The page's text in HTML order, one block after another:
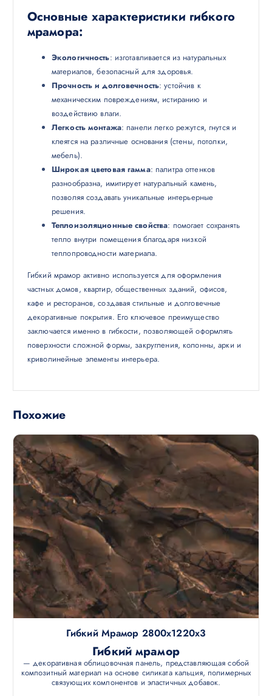
Основные характеристики гибкого
мрамора:
Экологичность: изготавливается из натуральных
материалов, безопасный для здоровья.
Прочность и долговечность: устойчив к
механическим повреждениям, истиранию и
воздействию влаги.
Легкость монтажа: панели легко режутся, гнутся и
клеятся на различные основания (стены, потолки,
мебель).
Широкая цветовая гамма: палитра оттенков
разнообразна, имитирует натуральный камень,
позволяя создавать уникальные интерьерные
решения.
Теплоизоляционные свойства: помогает сохранять
тепло внутри помещения благодаря низкой
теплопроводности материала.
Гибкий мрамор активно используется для оформления
частных домов, квартир, общественных зданий, офисов,
кафе и ресторанов, создавая стильные и долговечные
декоративные покрытия. Его ключевое преимущество
заключается именно в гибкости, позволяющей оформлять
поверхности сложной формы, закругления, колонны, арки и
криволинейные элементы интерьера.
Похожие
Гибкий Мрамор 2800х1220х3
Гибкий мрамор
— декоративная облицовочная панель, представляющая собой
композитный материал на основе силиката кальция, полимерных
связующих компонентов и эластичных добавок.